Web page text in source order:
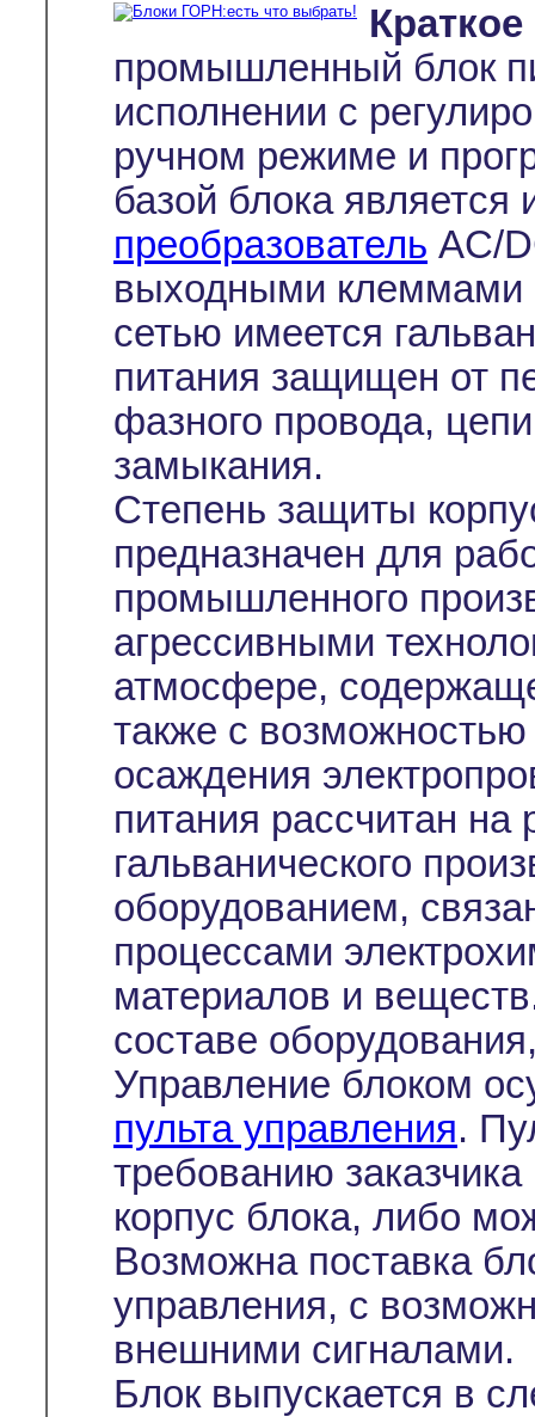
промышленный блок
исполнении с
ручном режиме и
базой блока является
преобразователь AC/
выходными клеммами
сетью имеется
питания защищен от
фазного провода, цепи
замыкания.
Степень защиты
предназначен для
промышленного
агрессивными
атмосфере,
также с
осаждения
питания рассчитан
гальванического
оборудованием,
процессами
материалов и
составе
Управление блоком
пульта управления.
требованию
корпус блока, либо
Возможна поставка
управления, с
внешними сигналами.
Блок выпускается в